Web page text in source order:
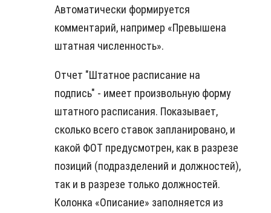
Автоматически формируется
комментарий, например «Превышена
штатная численность».
Отчет "Штатное расписание на
подпись" - имеет произвольную форму
штатного расписания. Показывает,
сколько всего ставок запланировано, и
какой ФОТ предусмотрен, как в разрезе
позиций (подразделений и должностей),
так и в разрезе только должностей.
Колонка «Описание» заполняется из